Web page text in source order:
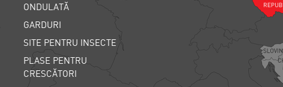
ONDULATĂ
GARDURI
SITE PENTRU INSECTE
PLASE PENTRU
CRESCĂTORI